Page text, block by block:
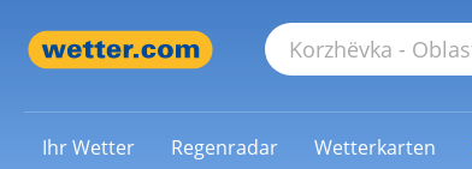
Ihr Wetter Regenradar Wetterkarten